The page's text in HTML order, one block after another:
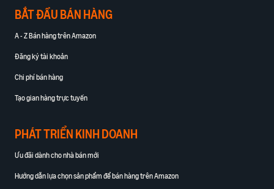
BẮT ĐẦU BÁN HÀNG
A - Z Bán hàng trên Amazon
Đăng ký tài khoản
Chi phí bán hàng
Tạo gian hàng trực tuyến
PHÁT TRIỂN KINH DOANH
Ưu đãi dành cho nhà bán mới
Hướng dẫn lựa chọn sản phẩm để bán hàng trên Amazon